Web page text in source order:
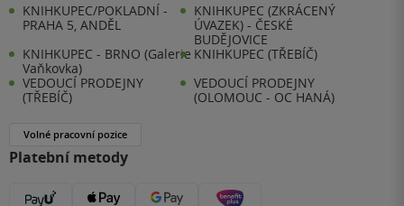
KNIHKUPEC/POKLADNÍ -
PRAHA 5, ANDĚL
KNIHKUPEC (ZKRÁCENÝ
ÚVAZEK) - ČESKÉ
BUDĚJOVICE
KNIHKUPEC - BRNO (Galerie
Vaňkovka)
KNIHKUPEC (TŘEBÍČ)
VEDOUCÍ PRODEJNY
(TŘEBÍČ)
VEDOUCÍ PRODEJNY
(OLOMOUC - OC HANÁ)
Volné pracovní pozice
Platební metody